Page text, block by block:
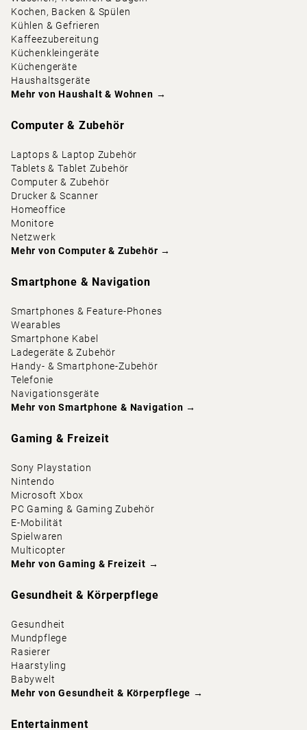
Kochen, Backen & Spülen
Kühlen & Gefrieren
Kaffeezubereitung
Küchenkleingeräte
Küchengeräte
Haushaltsgeräte
Mehr von Haushalt & Wohnen →
Computer & Zubehör
Laptops & Laptop Zubehör
Tablets & Tablet Zubehör
Computer & Zubehör
Drucker & Scanner
Homeoffice
Monitore
Netzwerk
Mehr von Computer & Zubehör →
Smartphone & Navigation
Smartphones & Feature-Phones
Wearables
Smartphone Kabel
Ladegeräte & Zubehör
Handy- & Smartphone-Zubehör
Telefonie
Navigationsgeräte
Mehr von Smartphone & Navigation →
Gaming & Freizeit
Sony Playstation
Nintendo
Microsoft Xbox
PC Gaming & Gaming Zubehör
E-Mobilität
Spielwaren
Multicopter
Mehr von Gaming & Freizeit →
Gesundheit & Körperpflege
Gesundheit
Mundpflege
Rasierer
Haarstyling
Babywelt
Mehr von Gesundheit & Körperpflege →
Entertainment